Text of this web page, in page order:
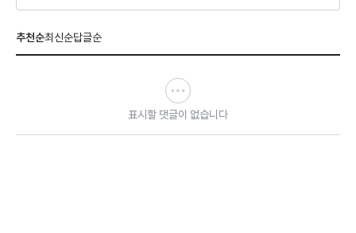
추천순최신순답글순
표시할 댓글이 없습니다